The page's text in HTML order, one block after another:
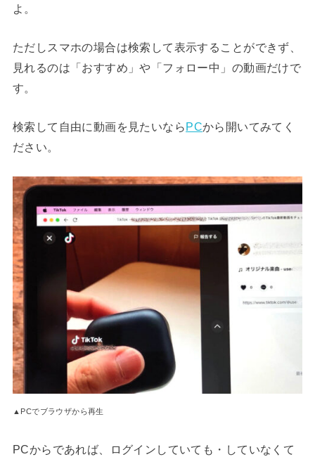
よ。
ただしスマホの場合は検索して表示することができず、
見れるのは「おすすめ」や「フォロー中」の動画だけで
す。
検索して自由に動画を見たいなら PCから開いてみてく
ださい。
▲PCでブラウザから再生
PCからであれば、ログインしていても・していなくて